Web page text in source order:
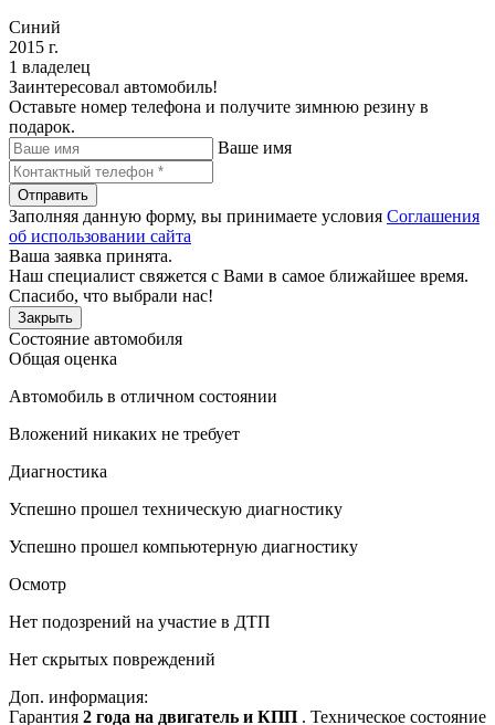
Синий
2015 г.
1 владелец
Заинтересовал автомобиль!
Оставьте номер телефона и получите зимнюю резину в
подарок.
Ваше имя
Отправить
Заполняя данную форму, вы принимаете условия Соглашения
об использовании сайта
Ваша заявка принята.
Наш специалист свяжется с Вами в самое ближайшее время.
Спасибо, что выбрали нас!
Закрыть
Состояние автомобиля
Общая оценка
Автомобиль в отличном состоянии
Вложений никаких не требует
Диагностика
Успешно прошел техническую диагностику
Успешно прошел компьютерную диагностику
Осмотр
Нет подозрений на участие в ДТП
Нет скрытых повреждений
Доп. информация:
Гарантия 2 года на двигатель и КПП . Техническое состояние